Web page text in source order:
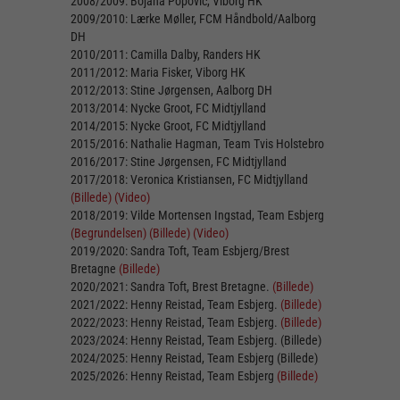
2009/2010: Lærke Møller, FCM Håndbold/Aalborg
DH
2010/2011: Camilla Dalby, Randers HK
2011/2012: Maria Fisker, Viborg HK
2012/2013: Stine Jørgensen, Aalborg DH
2013/2014: Nycke Groot, FC Midtjylland
2014/2015: Nycke Groot, FC Midtjylland
2015/2016: Nathalie Hagman, Team Tvis Holstebro
2016/2017: Stine Jørgensen, FC Midtjylland
2017/2018: Veronica Kristiansen, FC Midtjylland
(Billede) (Video)
2018/2019: Vilde Mortensen Ingstad, Team Esbjerg
(Begrundelsen) (Billede) (Video)
2019/2020: Sandra Toft, Team Esbjerg/Brest
Bretagne (Billede)
2020/2021: Sandra Toft, Brest Bretagne. (Billede)
2021/2022: Henny Reistad, Team Esbjerg. (Billede)
2022/2023: Henny Reistad, Team Esbjerg. (Billede)
2023/2024: Henny Reistad, Team Esbjerg. (Billede)
2024/2025: Henny Reistad, Team Esbjerg (Billede)
2025/2026: Henny Reistad, Team Esbjerg (Billede)